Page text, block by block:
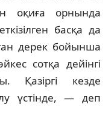
оқиға орнында
басқа да
дерек бойынша
сотқа дейінгі
Қазіргі кезде
үстінде, — деп